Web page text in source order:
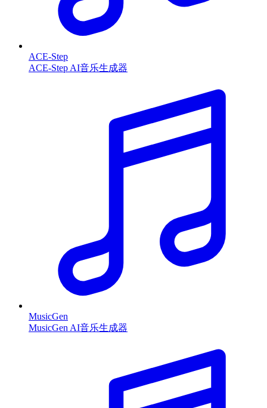
ACE-Step
ACE-Step AI音乐生成器
MusicGen
MusicGen AI音乐生成器